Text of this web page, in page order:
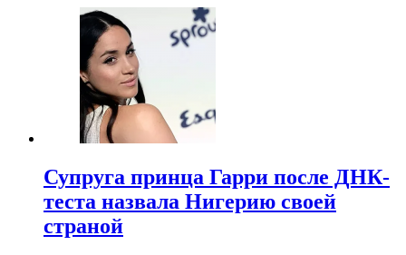
Супруга принца Гарри после ДНК-
теста назвала Нигерию своей
страной